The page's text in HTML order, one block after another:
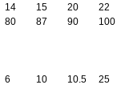
14 15 20
22
80 87 90
100
6 10 10.5
25